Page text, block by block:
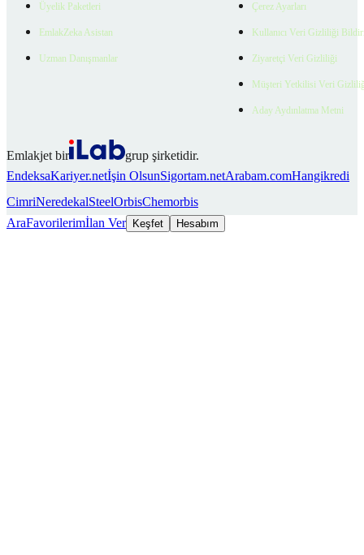
Üyelik Paketleri
EmlakZeka Asistan
Uzman Danışmanlar
Çerez Ayarları
Kullanıcı Veri Gizliliği
Ziyaretçi Veri Gizliliği
Müşteri Yetkilisi Veri
Aday Aydınlatma Metni
Emlakjet bir
grup şirketidir.
EndeksaKariyer.netİşin OlsunSigortam.netArabam.comHangikredi
CimriNeredekalSteelOrbisChemorbis
AraFavorilerimİlan Ver Keşfet Hesabım